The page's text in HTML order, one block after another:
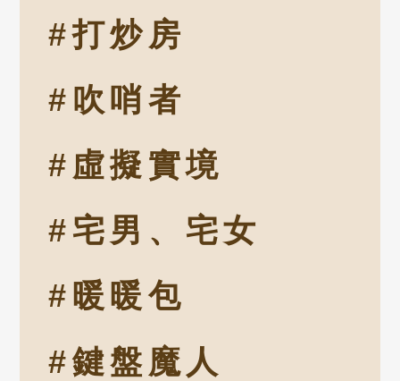
#打炒房
#吹哨者
#虛擬實境
#宅男、宅女
#暖暖包
#鍵盤魔人